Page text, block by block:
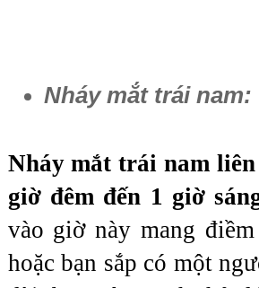
Nháy mắt trái nam:
Nháy mắt trái nam
giờ đêm đến 1 giờ
vào giờ này mang
hoặc bạn sắp có một